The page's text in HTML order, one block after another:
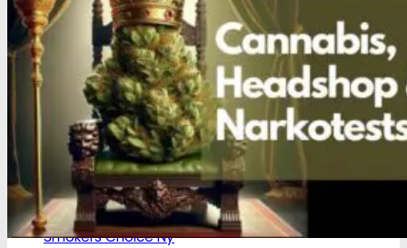
Jointpapir og filter
King Size Jointpapir
Slim Size Jointpapir
Cones
Filtertips
Blunt wraps
SmokersPack
Smokers Choice